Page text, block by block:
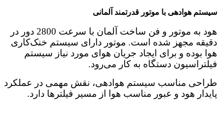
سیستم هوادهی با موتور قدرتمند آلمانی
هود به موتور و فن ساخت آلمان با سرعت 2800 دور در
دقیقه مجهز شده است. موتور دارای سیستم خنک‌کاری
هوا بوده و برای ایجاد جریان هوای مورد نیاز سیستم
فیلتراسیون دستگاه به کار می‌رود.
طراحی مناسب سیستم هوادهی، نقش مهمی در عملکرد
پایدار هود و عبور مناسب هوا از مسیر فیلترها دارد.